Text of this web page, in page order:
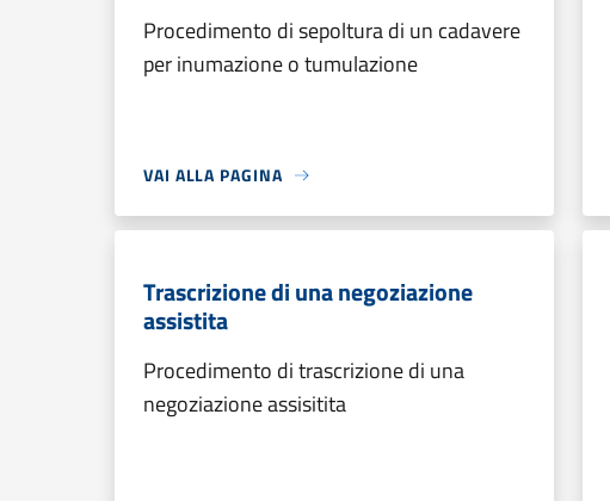
Procedimento di sepoltura di un cadavere
per inumazione o tumulazione
VAI ALLA PAGINA
Trascrizione di una negoziazione
assistita
Procedimento di trascrizione di una
negoziazione assisitita